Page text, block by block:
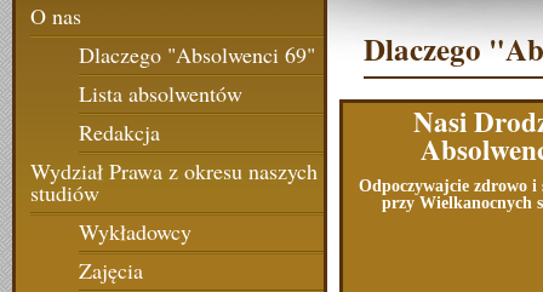
O nas
Dlaczego "Absolwenci 69"
Lista absolwentów
Redakcja
Wydział Prawa z okresu naszych
studiów
Wykładowcy
Zajęcia
Dlaczego
Nasi
Odpoczywajcie zdrowo i
przy Wielkanocnych